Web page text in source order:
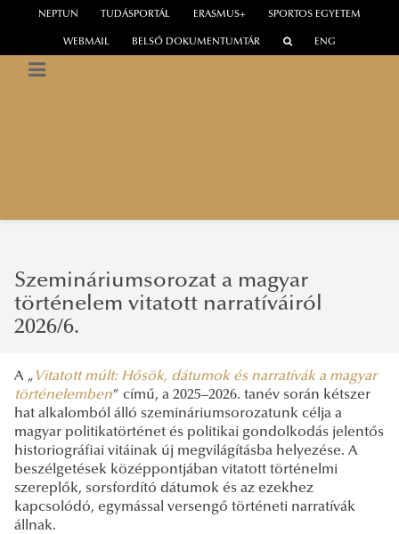
WEBMAIL
NEPTUN TUDÁSPORTÁL ERASMUS+ SPORTOS EGYETEM
BELSŐ DOKUMENTUMTÁR ENG
Szemináriumsorozat a magyar
történelem vitatott narratíváiról
2026/6.
A „ Vitatott múlt: Hősök, dátumok és narratívák a magyar
történelemben” című, a 2025–2026. tanév során kétszer
hat alkalomból álló szemináriumsorozatunk célja a
magyar politikatörténet és politikai gondolkodás jelentős
historiográfiai vitáinak új megvilágításba helyezése. A
beszélgetések középpontjában vitatott történelmi
szereplők, sorsfordító dátumok és az ezekhez
kapcsolódó, egymással versengő történeti narratívák
állnak.